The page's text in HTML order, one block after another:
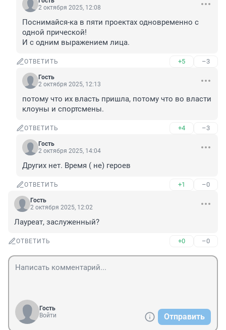
2 октября 2025, 12:08
Поснимайся-ка в пяти проектах одновременно с
одной прической!
И с одним выражением лица.
ОТВЕТИТЬ +5 –3
Гость
2 октября 2025, 12:13
потому что их власть пришла, потому что во власти
клоуны и спортсмены.
ОТВЕТИТЬ +4 –3
Гость
2 октября 2025, 14:04
Других нет. Время ( не) героев
ОТВЕТИТЬ +1 –0
Гость
2 октября 2025, 12:02
Лауреат, заслуженный?
ОТВЕТИТЬ +0 –0
Гость
Войти
Отправить